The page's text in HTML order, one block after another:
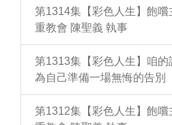
第1314集【彩色人生】飽嚐
重教會 陳聖義 執事
第1313集【彩色人生】咱
為自己準備一場無悔的告別
第1312集【彩色人生】飽嚐